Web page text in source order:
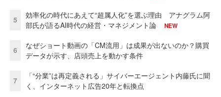
5
効率化の時代にあえて“超属人化”を選ぶ理由 アナグラム阿
部氏が語るAI時代の経営・マネジメント論
NEW
6
なぜショート動画の「CM流用」は成果が出ないのか？購買
データが示す、店頭売上を動かす条件
7
「“分業”は再定義される」サイバーエージェント内藤氏に聞
く、インターネット広告20年と転換点